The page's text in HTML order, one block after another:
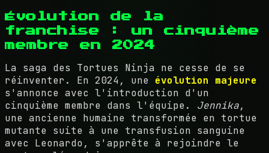
Évolution de la
franchise : un cinquième
membre en 2024
La saga des Tortues Ninja ne cesse de se
réinventer. En 2024, une évolution majeure
s'annonce avec l'introduction d'un
cinquième membre dans l'équipe. Jennika,
une ancienne humaine transformée en tortue
mutante suite à une transfusion sanguine
avec Leonardo, s'apprête à rejoindre le